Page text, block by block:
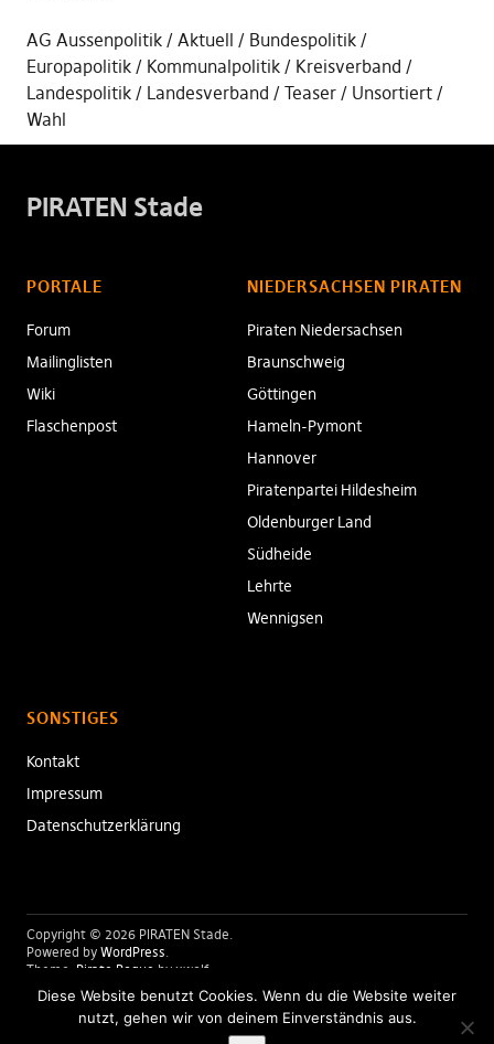
AG Aussenpolitik Aktuell
Bundespolitik
Europapolitik
Kommunalpolitik
Kreisverband
Landespolitik
Landesverband Teaser
Unsortiert
Wahl
PIRATEN Stade
PORTALE
Forum
Mailinglisten
Wiki
Flaschenpost
NIEDERSACHSEN PIRATEN
Piraten Niedersachsen
Braunschweig
Göttingen
Hameln-Pymont
Hannover
Piratenpartei Hildesheim
Oldenburger Land
Südheide
Lehrte
Wennigsen
SONSTIGES
Kontakt
Impressum
Datenschutzerklärung
Copyright © 2026 PIRATEN Stade
Powered by WordPress
Theme: Pirate Rogue by xwolf
Diese Website benutzt Cookies. Wenn du die Website weiter
nutzt, gehen wir von deinem Einverständnis aus.